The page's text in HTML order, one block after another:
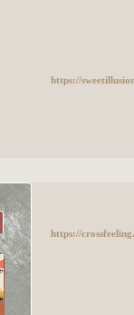
https://
https://